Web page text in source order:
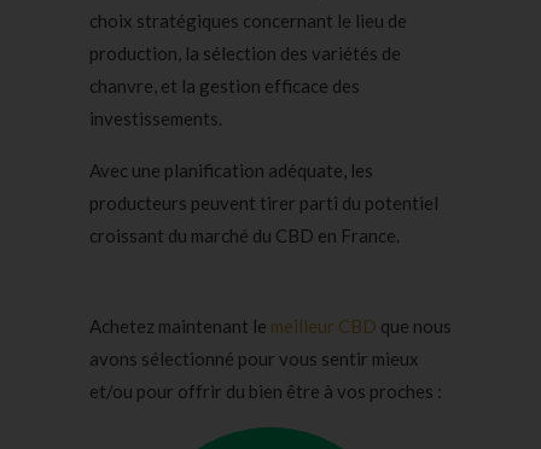
choix stratégiques concernant le lieu de
production, la sélection des variétés de
chanvre, et la gestion efficace des
investissements.
Avec une planification adéquate, les
producteurs peuvent tirer parti du potentiel
croissant du marché du CBD en France.
Achetez maintenant le meilleur CBD que nous
avons sélectionné pour vous sentir mieux
et/ou pour offrir du bien être à vos proches :